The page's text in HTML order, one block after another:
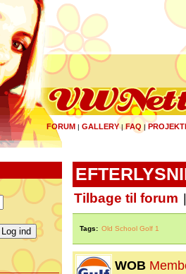
FORUM | GALLERY|FAQ |
Tilbage til forum
Tags: Old School Golf 1
WOB